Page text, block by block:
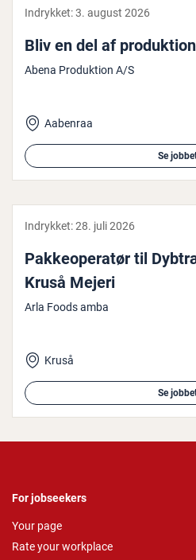
Indrykket:3. august 2026
Bliv en del af
Abena Produktion A/S
Aabenraa
Se
Indrykket:28. juli 2026
Pak­ke­o­pe­ra­tør til
Kruså Mejeri
Arla Foods amba
Kruså
Se
For jobseekers
Your page
Rate your workplace